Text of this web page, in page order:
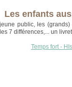
Les enfants
public, les (grands)
7 différences,... un
Temps fort -